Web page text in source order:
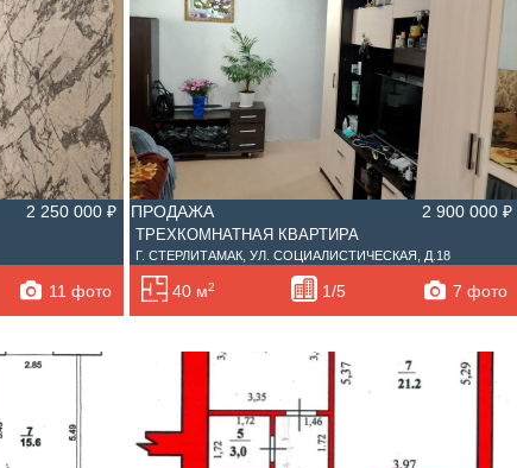
2 250 000 ₽
11 фото
ПРОДАЖА 2 900 000 ₽
ТРЕХКОМНАТНАЯ КВАРТИРА
Г. СТЕРЛИТАМАК, УЛ. СОЦИАЛИСТИЧЕСКАЯ, Д.18
40 м2 1/5 7 фото